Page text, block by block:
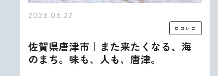
2026.06.27
ロコレコ
佐賀県唐津市｜また来たくなる、海
のまち。味も、人も、唐津。